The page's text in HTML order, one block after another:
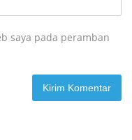
saya pada peramban